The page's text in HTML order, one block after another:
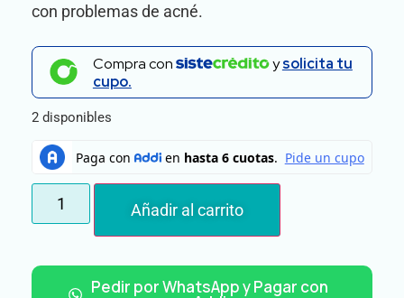
con problemas de acné.
Compra con ysolicita tu
cupo.
2 disponibles
Añadir al carrito
Pedir por WhatsApp y Pagar con